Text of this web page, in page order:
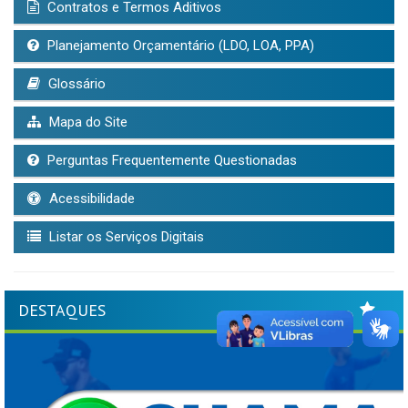
Contratos e Termos Aditivos
Planejamento Orçamentário (LDO, LOA, PPA)
Glossário
Mapa do Site
Perguntas Frequentemente Questionadas
Acessibilidade
Listar os Serviços Digitais
DESTAQUES